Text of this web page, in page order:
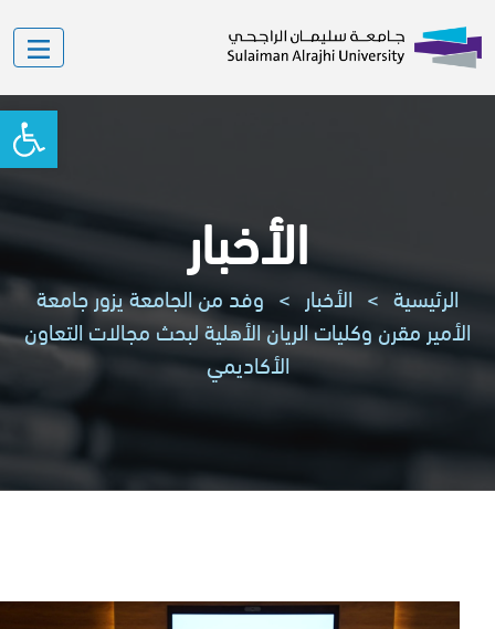
الأخبار
الرئيسية > الأخبار > وفد من الجامعة يزور جامعة
الأمير مقرن وكليات الريان الأهلية لبحث مجالات التعاون
الأكاديمي